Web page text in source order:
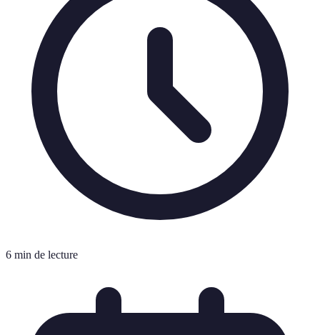
6 min de lecture